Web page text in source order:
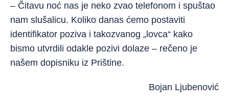
– Čitavu noć nas je neko zvao telefonom i spuštao
nam slušalicu. Koliko danas ćemo postaviti
identifikator poziva i takozvanog „lovca“ kako
bismo utvrdili odakle pozivi dolaze – rečeno je
našem dopisniku iz Prištine.
Bojan Ljubenović